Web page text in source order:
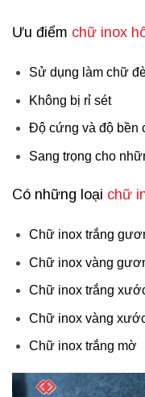
Ưu điểm chữ inox
Sử dụng làm chữ
Không bị rỉ sét
Độ cứng và độ bền
Sang trọng cho
Có những loại chữ
Chữ inox trắng
Chữ inox vàng
Chữ inox trắng
Chữ inox vàng
Chữ inox trắng mờ